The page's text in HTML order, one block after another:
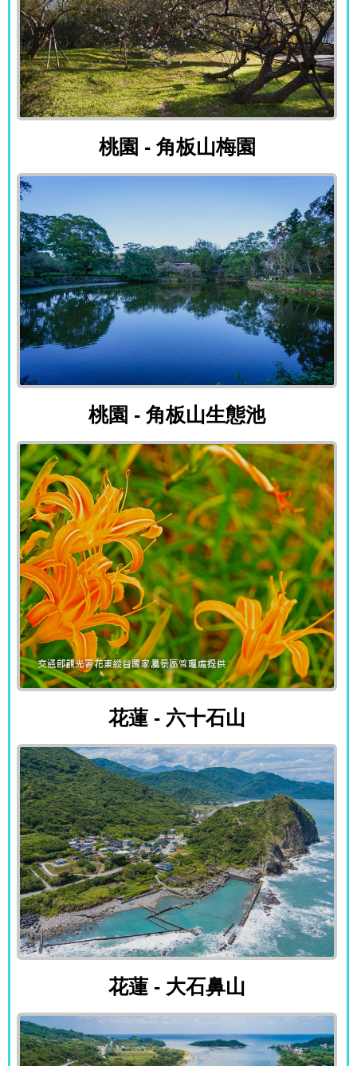
桃園 - 角板山梅園
桃園 - 角板山梅園
桃園 - 角板山生態池
桃園 - 角板山生態池
花蓮 - 六十石山
花蓮 - 六十石山
花蓮 - 大石鼻山
花蓮 - 大石鼻山